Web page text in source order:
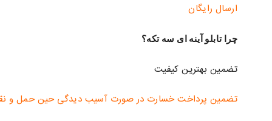
ارسال رایگان
چرا تابلو آینه ای سه تکه؟
تضمین بهترین کیفیت
تضمین پرداخت خسارت در صورت آسیب دیدگی حین حمل و